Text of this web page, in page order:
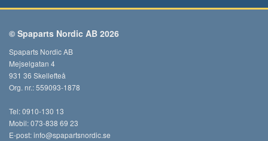
© Spaparts Nordic AB 2026
Spaparts Nordic AB
Mejselgatan 4
931 36 Skellefteå
Org. nr.: 559093-1878
Tel: 0910-130 13
Mobil: 073-838 69 23
E-post:info@spapartsnordic.se